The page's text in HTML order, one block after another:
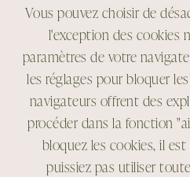
Vous pouvez choisir de
l'exception des cookies
paramètres de votre
les réglages pour bloquer
navigateurs offrent des
procéder dans la fonction
bloquez les cookies, il
puissiez pas utiliser